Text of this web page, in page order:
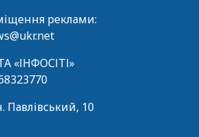
реклами:
«ІНФОСІТІ»
Павлівський, 10